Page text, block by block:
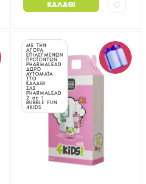
ΚΑΛΆΘΙ
ΜΕ ΤΗΝ
ΑΓΟΡΑ
ΕΠΙΛΕΓΜΕΝΩΝ
ΠΡΟΪΟΝΤΩΝ
PHARMALEAD
ΔΩΡΟ
ΑΥΤΟΜΑΤΑ
ΣΤΟ
ΚΑΛΑΘΙ
ΣΑΣ
PHARMALEAD
2 σε 1
BUBBLE FUN
4KIDS